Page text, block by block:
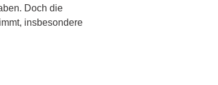
Doch die
insbesondere